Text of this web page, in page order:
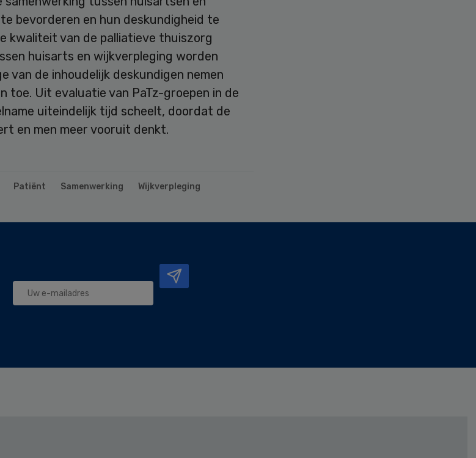
bevorderen en hun deskundigheid te
kwaliteit van de palliatieve thuiszorg
huisarts en wijkverpleging worden
van de inhoudelijk deskundigen nemen
toe. Uit evaluatie van PaTz-groepen in de
uiteindelijk tijd scheelt, doordat de
en men meer vooruit denkt.
Patiënt Samenwerking Wijkverpleging